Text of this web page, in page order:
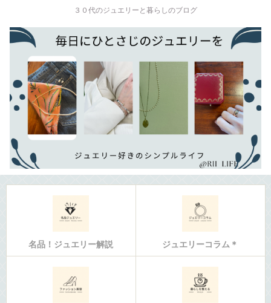
３０代のジュエリーと暮らしのブログ
名品！ジュエリー解説 ジュエリーコラム＊